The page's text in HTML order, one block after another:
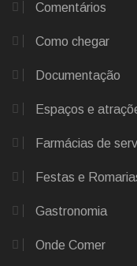
Comentários
Como chegar
Documentação
Espaços e
Farmácias de
Festas e
Gastronomia
Onde Comer